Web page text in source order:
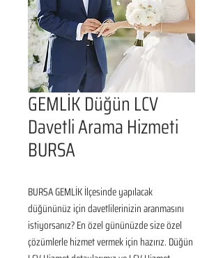
GEMLİK Düğün LCV
Davetli Arama Hizmeti
BURSA
BURSA GEMLİK İlçesinde yapılacak
düğününüz için davetlilerinizin aranmasını
istiyorsanız? En özel gününüzde size özel
çözümlerle hizmet vermek için hazırız. Düğün